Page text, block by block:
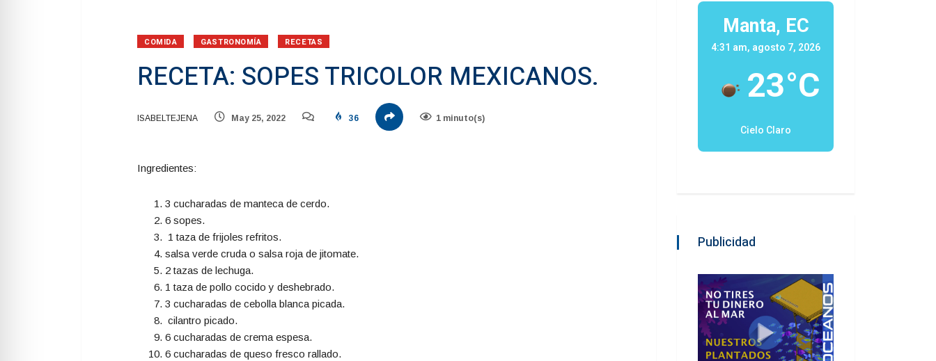
COMIDA GASTRONOMÍA RECETAS
RECETA: SOPES TRICOLOR MEXICANOS.
ISABELTEJENA May 25, 2022 36 1 minuto(s)
Ingredientes:
3 cucharadas de manteca de cerdo.
6 sopes.
1 taza de frijoles refritos.
salsa verde cruda o salsa roja de jitomate.
2 tazas de lechuga.
1 taza de pollo cocido y deshebrado.
3 cucharadas de cebolla blanca picada.
cilantro picado.
6 cucharadas de crema espesa.
6 cucharadas de queso fresco rallado.
Manta, EC
4:31 am, agosto 7, 2026
23°C
Cielo Claro
Publicidad